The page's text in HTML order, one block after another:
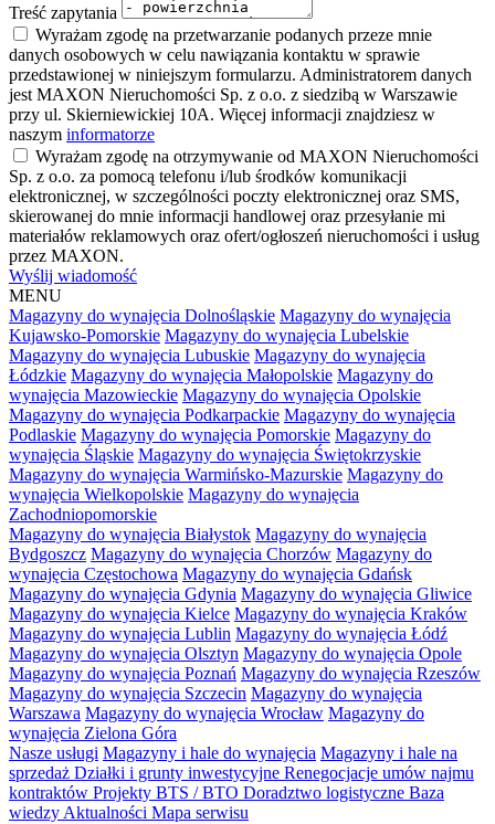
Treść zapytania
Wyrażam zgodę na przetwarzanie podanych przeze mnie
danych osobowych w celu nawiązania kontaktu w sprawie
przedstawionej w niniejszym formularzu. Administratorem danych
jest MAXON Nieruchomości Sp. z o.o. z siedzibą w Warszawie
przy ul. Skierniewickiej 10A. Więcej informacji znajdziesz w
naszym informatorze
Wyrażam zgodę na otrzymywanie od MAXON Nieruchomości
Sp. z o.o. za pomocą telefonu i/lub środków komunikacji
elektronicznej, w szczególności poczty elektronicznej oraz SMS,
skierowanej do mnie informacji handlowej oraz przesyłanie mi
materiałów reklamowych oraz ofert/ogłoszeń nieruchomości i usług
przez MAXON.
Wyślij wiadomość
MENU
Magazyny do wynajęcia Dolnośląskie Magazyny do wynajęcia
Kujawsko-Pomorskie Magazyny do wynajęcia Lubelskie
Magazyny do wynajęcia Lubuskie Magazyny do wynajęcia
Łódzkie Magazyny do wynajęcia Małopolskie Magazyny do
wynajęcia Mazowieckie Magazyny do wynajęcia Opolskie
Magazyny do wynajęcia Podkarpackie Magazyny do wynajęcia
Podlaskie Magazyny do wynajęcia Pomorskie Magazyny do
wynajęcia Śląskie Magazyny do wynajęcia Świętokrzyskie
Magazyny do wynajęcia Warmińsko-Mazurskie Magazyny do
wynajęcia Wielkopolskie Magazyny do wynajęcia
Zachodniopomorskie
Magazyny do wynajęcia Białystok Magazyny do wynajęcia
Bydgoszcz Magazyny do wynajęcia Chorzów Magazyny do
wynajęcia Częstochowa Magazyny do wynajęcia Gdańsk
Magazyny do wynajęcia Gdynia Magazyny do wynajęcia Gliwice
Magazyny do wynajęcia Kielce Magazyny do wynajęcia Kraków
Magazyny do wynajęcia Lublin Magazyny do wynajęcia Łódź
Magazyny do wynajęcia Olsztyn Magazyny do wynajęcia Opole
Magazyny do wynajęcia Poznań Magazyny do wynajęcia Rzeszów
Magazyny do wynajęcia Szczecin Magazyny do wynajęcia
Warszawa Magazyny do wynajęcia Wrocław Magazyny do
wynajęcia Zielona Góra
Nasze usługi Magazyny i hale do wynajęcia Magazyny i hale na
sprzedaż Działki i grunty inwestycyjne Renegocjacje umów najmu
kontraktów Projekty BTS / BTO Doradztwo logistyczne Baza
wiedzyAktualności Mapa serwisu